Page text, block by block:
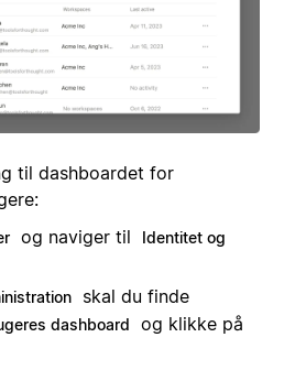
til dashboardet for
og naviger til
Identitet og
skal du finde
dashboard og klikke på